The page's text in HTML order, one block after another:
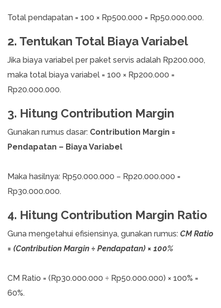
Total pendapatan = 100 × Rp500.000 = Rp50.000.000.
2. Tentukan Total Biaya Variabel
Jika biaya variabel per paket servis adalah Rp200.000,
maka total biaya variabel = 100 × Rp200.000 =
Rp20.000.000.
3. Hitung Contribution Margin
Gunakan rumus dasar: Contribution Margin =
Pendapatan – Biaya Variabel
Maka hasilnya: Rp50.000.000 – Rp20.000.000 =
Rp30.000.000.
4. Hitung Contribution Margin Ratio
Guna mengetahui efisiensinya, gunakan rumus: CM Ratio
= (Contribution Margin ÷ Pendapatan) × 100%
CM Ratio = (Rp30.000.000 ÷ Rp50.000.000) × 100% =
60%.